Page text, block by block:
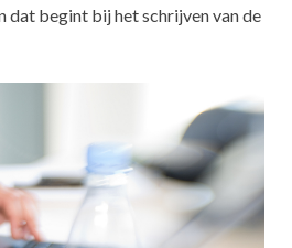
dat begint bij het schrijven van de